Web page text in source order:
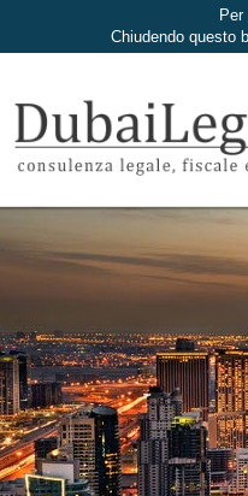
Chiudendo questo